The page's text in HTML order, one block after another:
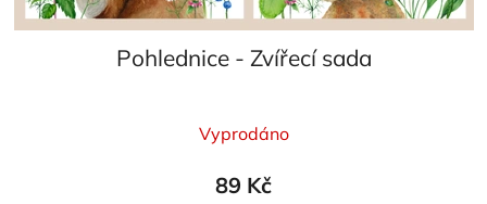
Pohlednice - Zvířecí sada
Vyprodáno
89 Kč